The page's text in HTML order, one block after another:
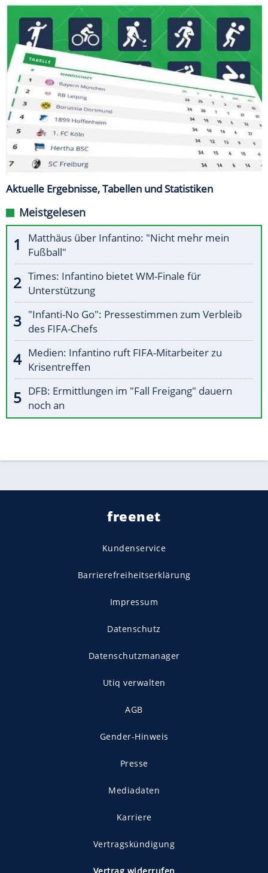
Aktuelle Ergebnisse, Tabellen und Statistiken
Meistgelesen
Matthäus über Infantino: "Nicht mehr mein
Fußball"
Times: Infantino bietet WM-Finale für
Unterstützung
"Infanti-No Go": Pressestimmen zum Verbleib
des FIFA-Chefs
Medien: Infantino ruft FIFA-Mitarbeiter zu
Krisentreffen
DFB: Ermittlungen im "Fall Freigang" dauern
noch an
freenet
Kundenservice
Barrierefreiheitserklärung
Impressum
Datenschutz
Datenschutzmanager
Utiq verwalten
AGB
Gender-Hinweis
Presse
Mediadaten
Karriere
Vertragskündigung